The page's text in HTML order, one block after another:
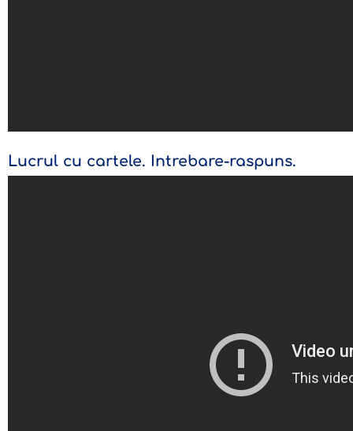
Lucrul cu cartele. Intrebare-raspuns.